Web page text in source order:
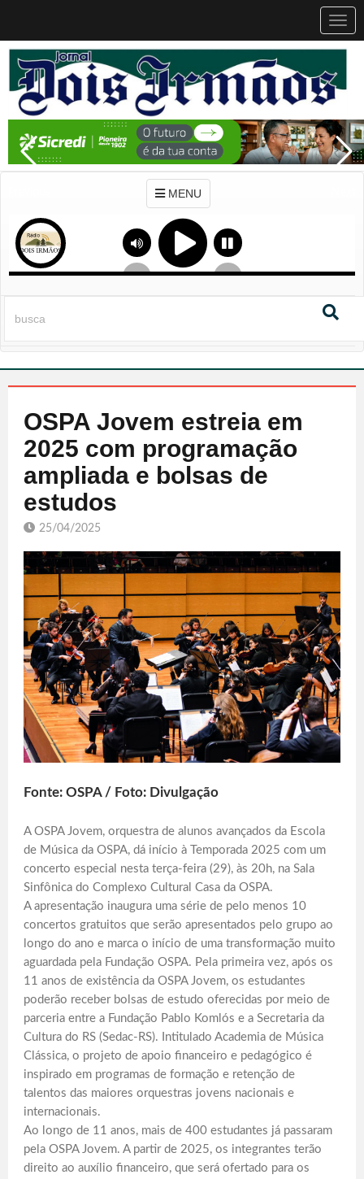
MENU
OSPA Jovem estreia em
2025 com programação
ampliada e bolsas de
estudos
25/04/2025
Fonte: OSPA / Foto: Divulgação
A OSPA Jovem, orquestra de alunos avançados da Escola
de Música da OSPA, dá início à Temporada 2025 com um
concerto especial nesta terça-feira (29), às 20h, na Sala
Sinfônica do Complexo Cultural Casa da OSPA.
A apresentação inaugura uma série de pelo menos 10
concertos gratuitos que serão apresentados pelo grupo ao
longo do ano e marca o início de uma transformação muito
aguardada pela Fundação OSPA. Pela primeira vez, após os
11 anos de existência da OSPA Jovem, os estudantes
poderão receber bolsas de estudo oferecidas por meio de
parceria entre a Fundação Pablo Komlós e a Secretaria da
Cultura do RS (Sedac-RS). Intitulado Academia de Música
Clássica, o projeto de apoio financeiro e pedagógico é
inspirado em programas de formação e retenção de
talentos das maiores orquestras jovens nacionais e
internacionais.
Ao longo de 11 anos, mais de 400 estudantes já passaram
pela OSPA Jovem. A partir de 2025, os integrantes terão
direito ao auxílio financeiro, que será ofertado para os